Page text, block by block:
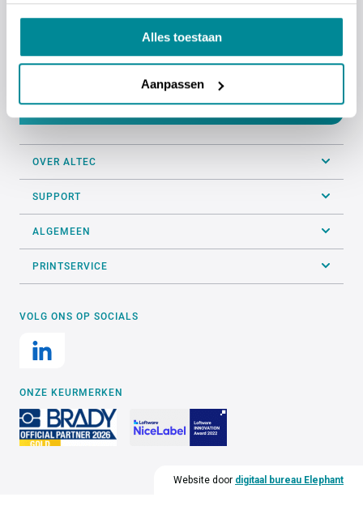
Alles toestaan
Aanpassen
OVER ALTEC
SUPPORT
ALGEMEEN
PRINTSERVICE
VOLG ONS OP SOCIALS
ONZE KEURMERKEN
Website door digitaal bureau Elephant